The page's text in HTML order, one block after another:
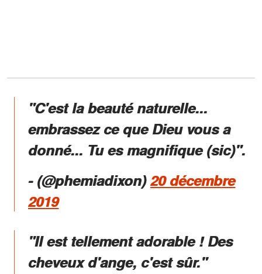
"C'est la beauté naturelle...
embrassez ce que Dieu vous a
donné... Tu es magnifique (sic)".
- (@phemiadixon)20 décembre
2019
"Il est tellement adorable ! Des
cheveux d'ange, c'est sûr."